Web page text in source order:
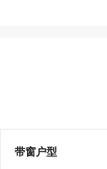
带窗户型